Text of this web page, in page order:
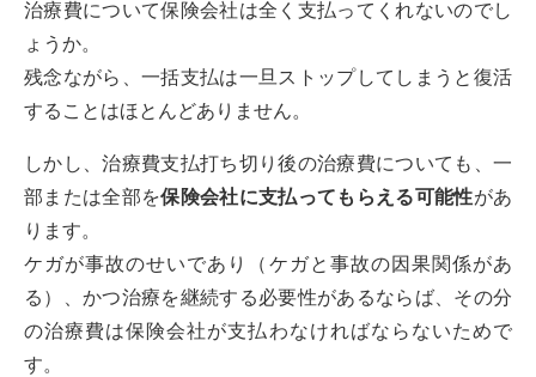
治療費について保険会社は全く支払ってくれないのでし
ょうか。
残念ながら、一括支払は一旦ストップしてしまうと復活
することはほとんどありません。
しかし、治療費支払打ち切り後の治療費についても、一
部または全部を保険会社に支払ってもらえる可能性があ
ります。
ケガが事故のせいであり（ケガと事故の因果関係があ
る）、かつ治療を継続する必要性があるならば、その分
の治療費は保険会社が支払わなければならないためで
す。